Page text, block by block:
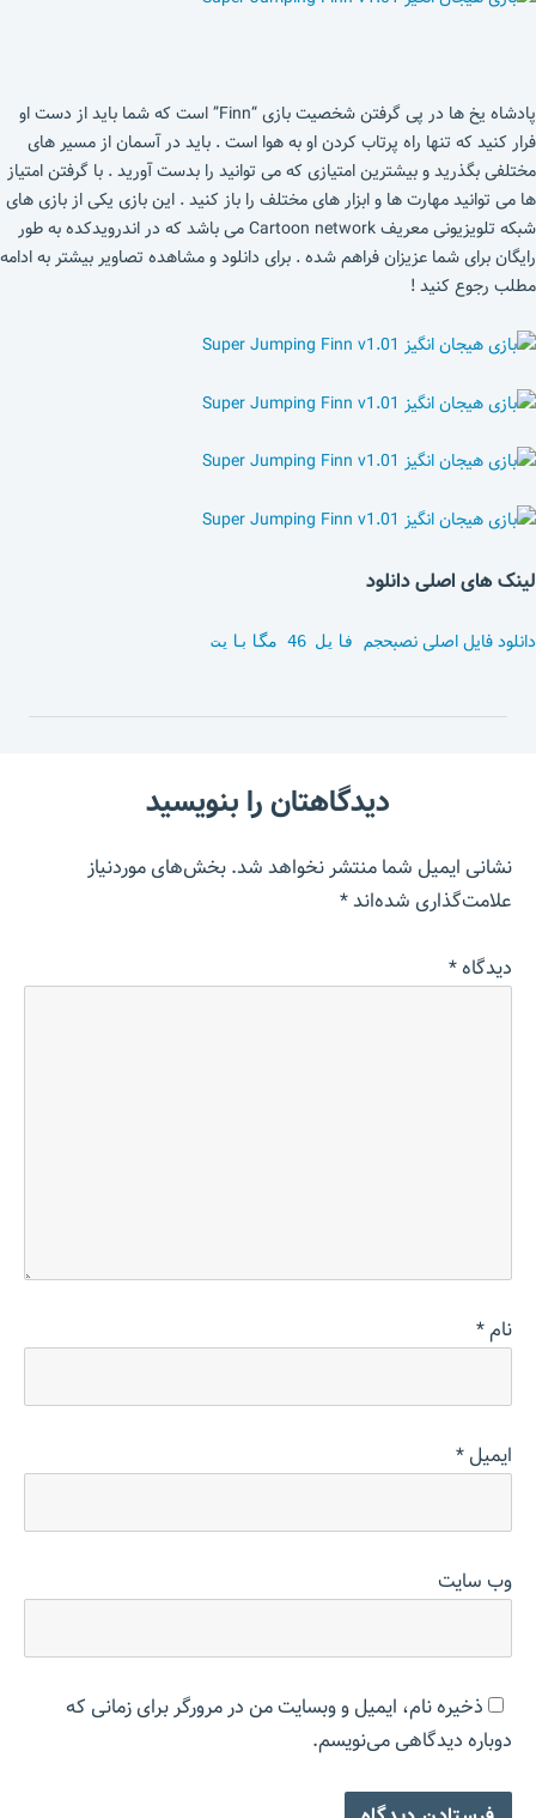
پادشاه یخ ها در پی گرفتن شخصیت بازی “Finn” است که شما باید از دست او
فرار کنید که تنها راه پرتاب کردن او به هوا است . باید در آسمان از مسیر های
مختلفی بگذرید و بیشترین امتیازی که می توانید را بدست آورید . با گرفتن امتیاز
ها می توانید مهارت ها و ابزار های مختلف را باز کنید . این بازی یکی از بازی های
شبکه تلویزیونی معریف Cartoon network می باشد که در اندرویدکده به طور
رایگان برای شما عزیزان فراهم شده . برای دانلود و مشاهده تصاویر بیشتر به ادامه
مطلب رجوع کنید !
لینک های اصلی دانلود
دانلود فایل اصلی نصبحجم فایل 46 مگابایت
دیدگاهتان را بنویسید
نشانی ایمیل شما منتشر نخواهد شد.بخش‌های موردنیاز
علامت‌گذاری شده‌اند*
دیدگاه*
نام*
ایمیل*
وب‌ سایت
ذخیره نام، ایمیل و وبسایت من در مرورگر برای زمانی که
دوباره دیدگاهی می‌نویسم.